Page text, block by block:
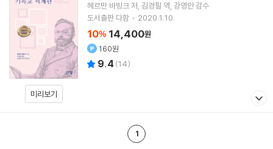
미리보기
헤르만 바빙크 저 김경필 역 강영안감수
도서출판 다함
2020.1.10.
10% 14,400원
160원
9.4 (14)
1